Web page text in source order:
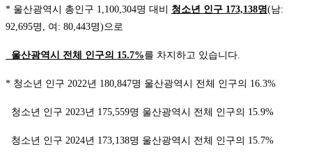
* 울산광역시 총인구 1,100,304명 대비 청소년 인구 173,138명(남:
92,695명 , 여 : 80,443명)으로
울산광역시 전체 인구의 15.7%를 차지하고 있습니다.
* 청소년 인구 2022년 180,847명 울산광역시 전체 인구의 16.3%
청소년 인구 2023년 175,559명 울산광역시 전체 인구의 15.9%
청소년 인구 2024년 173,138명 울산광역시 전체 인구의 15.7%